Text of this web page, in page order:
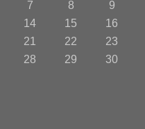
7 8
9
14 15
16
21 22
23
28 29
30